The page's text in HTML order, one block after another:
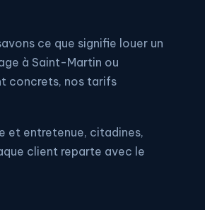
ce que signifie louer un
à Saint-Martin ou
concrets, nos tarifs
et entretenue, citadines,
client reparte avec le